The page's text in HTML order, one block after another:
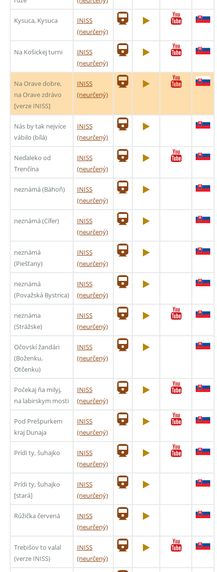
Kysuca, Kysuca
INISS
(neurčený)
Na Košickej turni
INISS
(neurčený)
Na Orave dobre,
na Orave zdrávo
[verze INISS]
INISS
(neurčený)
Nás by tak nejvíce
vábilo (bílá)
INISS
(neurčený)
Neďaleko od
Trenčína
INISS
(neurčený)
neznámá (Báhoň)
INISS
(neurčený)
neznámá (Cífer)
INISS
(neurčený)
neznámá
(Piešťany)
INISS
(neurčený)
neznámá
(Považská Bystrica)
INISS
(neurčený)
neznáma
(Strážske)
INISS
(neurčený)
Očovskí žandári
(Boženku,
Otčenku)
INISS
(neurčený)
Počekaj ňa milyj,
na labirskym mosti
INISS
(neurčený)
Pod Prešpurkem
kraj Dunaja
INISS
(neurčený)
Prídi ty, šuhajko
INISS
(neurčený)
Prídi ty, šuhajko
[stará]
INISS
(neurčený)
Rúžička červená
INISS
(neurčený)
Trebišov to valal
(verze INISS)
INISS
(neurčený)